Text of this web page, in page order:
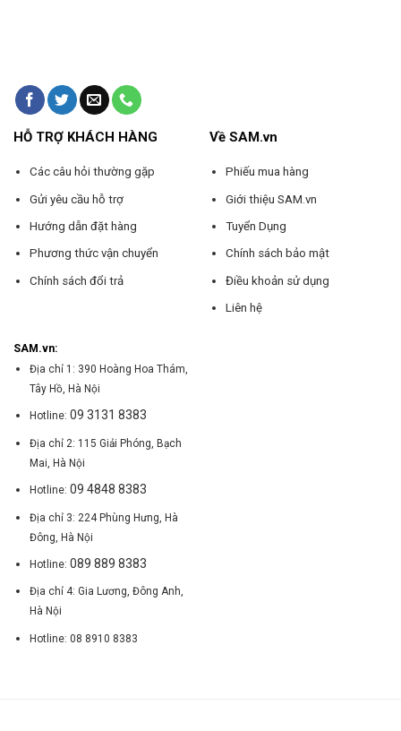
HỖ TRỢ KHÁCH HÀNG
Các câu hỏi thường gặp
Gửi yêu cầu hỗ trợ
Hướng dẫn đặt hàng
Phương thức vận chuyển
Chính sách đổi trả
Về SAM.vn
Phiếu mua hàng
Giới thiệu SAM.vn
Tuyển Dụng
Chính sách bảo mật
Điều khoản sử dụng
Liên hệ
SAM.vn:
Địa chỉ 1: 390 Hoàng Hoa Thám,
Tây Hồ, Hà Nội
Hotline: 09 3131 8383
Địa chỉ 2: 115 Giải Phóng, Bạch
Mai, Hà Nội
Hotline: 09 4848 8383
Địa chỉ 3: 224 Phùng Hưng, Hà
Đông, Hà Nội
Hotline: 089 889 8383
Địa chỉ 4: Gia Lương, Đông Anh,
Hà Nội
Hotline: 08 8910 8383